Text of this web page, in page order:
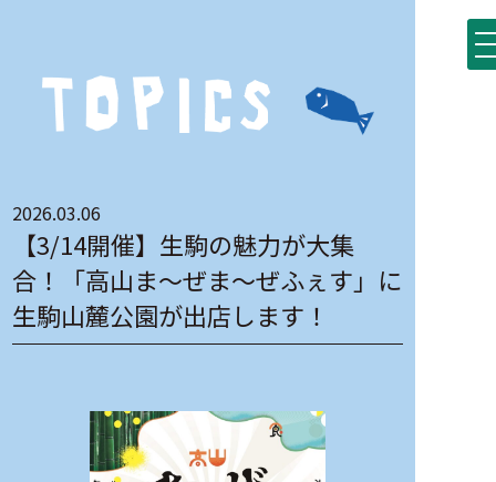
2026.03.06
【3/14開催】生駒の魅力が大集
合！「高山ま〜ぜま〜ぜふぇす」に
生駒山麓公園が出店します！